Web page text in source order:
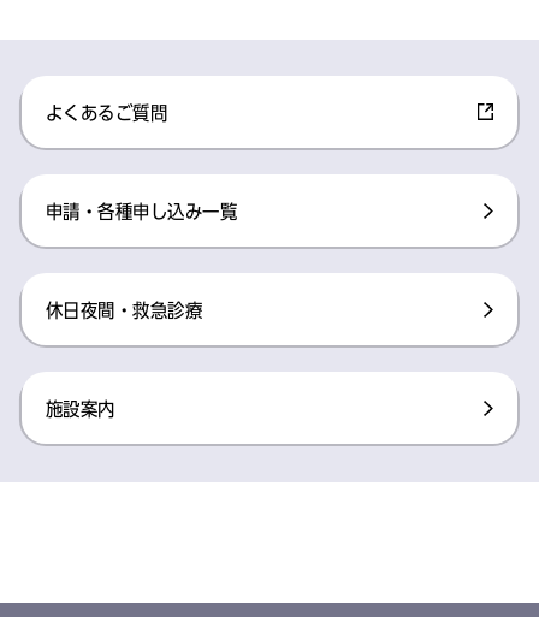
よくあるご質問
申請・各種申し込み一覧
休日夜間・救急診療
施設案内